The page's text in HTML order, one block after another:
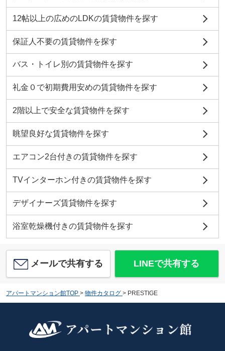
12帖以上の広めのLDKの賃貸物件を探す
保証人不要の賃貸物件を探す
バス・トイレ別の賃貸物件を探す
礼金０で初期費用安めの賃貸物件を探す
2階以上で安全な賃貸物件を探す
眺望良好な賃貸物件を探す
エアコン2台付きの賃貸物件を探す
TVインターホン付きの賃貸物件を探す
デザイナーズ賃貸物件を探す
浴室乾燥機付きの賃貸物件を探す
メールで共有する LINEで共有する
アパートマンション館TOP > 物件カタログ > PRESTIGE